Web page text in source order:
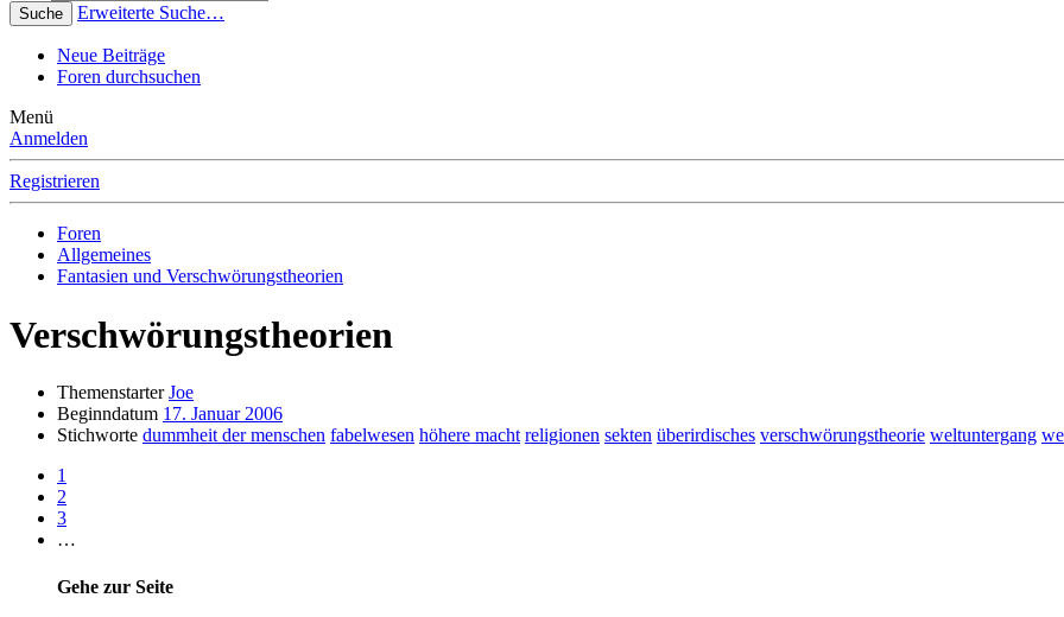
Suche Erweiterte Suche…
Neue Beiträge
Foren durchsuchen
Menü
Anmelden
Registrieren
Foren
Allgemeines
Fantasien und Verschwörungstheorien
Verschwörungstheorien
Themenstarter Joe
Beginndatum 17. Januar 2006
Stichworte dummheit der menschen fabelwesen höhere macht religionen sekten überirdisches verschwörungstheorie weltuntergang
1
2
3
…
Gehe zur Seite